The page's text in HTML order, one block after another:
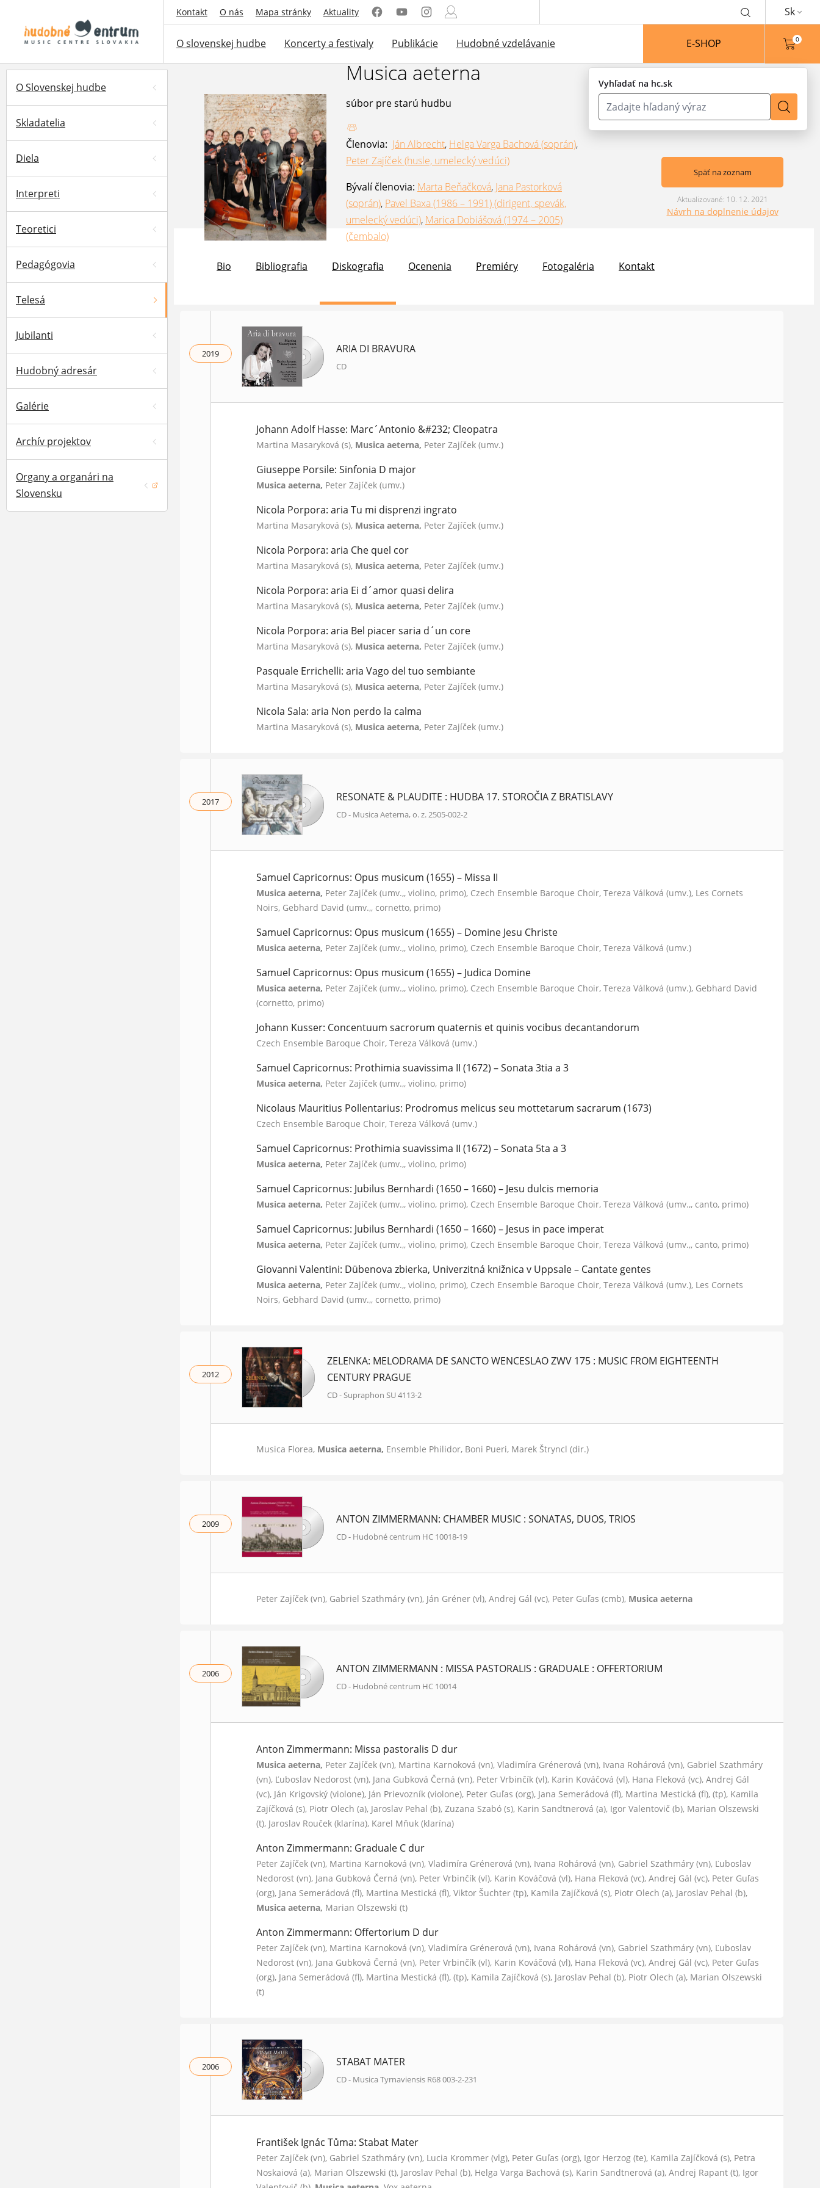
Kontakt O nás Mapa stránky Aktuality
Vyhľadať na hc.sk
Sk
O slovenskej hudbe Koncerty a festivaly Publikácie Hudobné vzdelávanie E-SHOP 0
O Slovenskej hudbe
Skladatelia
Diela
Interpreti
Teoretici
Pedagógovia
Telesá
Jubilanti
Hudobný adresár
Galérie
Archív projektov
Organy a organári na
Slovensku
(otvorí sa v novom okne)
Musica aeterna
súbor pre starú hudbu
Členovia: Ján Albrecht, Helga Varga Bachová (soprán),
Peter Zajíček (husle, umelecký vedúci)
Bývalí členovia: Marta Beňačková, Jana Pastorková
(soprán), Pavel Baxa (1986 – 1991) (dirigent, spevák,
umelecký vedúci), Marica Dobiášová (1974 – 2005)
(čembalo)
Späť na zoznam
Aktualizované: 10. 12. 2021
Návrh na doplnenie údajov
Bio Bibliografia Diskografia Ocenenia Premiéry Fotogaléria Kontakt
2019 ARIA DI BRAVURA
CD
Johann Adolf Hasse: Marc´Antonio &#232; Cleopatra
Martina Masaryková (s), Musica aeterna, Peter Zajíček (umv.)
Giuseppe Porsile: Sinfonia D major
Musica aeterna, Peter Zajíček (umv.)
Nicola Porpora: aria Tu mi disprenzi ingrato
Martina Masaryková (s), Musica aeterna, Peter Zajíček (umv.)
Nicola Porpora: aria Che quel cor
Martina Masaryková (s), Musica aeterna, Peter Zajíček (umv.)
Nicola Porpora: aria Ei d´amor quasi delira
Martina Masaryková (s), Musica aeterna, Peter Zajíček (umv.)
Nicola Porpora: aria Bel piacer saria d´un core
Martina Masaryková (s), Musica aeterna, Peter Zajíček (umv.)
Pasquale Errichelli: aria Vago del tuo sembiante
Martina Masaryková (s), Musica aeterna, Peter Zajíček (umv.)
Nicola Sala: aria Non perdo la calma
Martina Masaryková (s), Musica aeterna, Peter Zajíček (umv.)
2017 RESONATE & PLAUDITE : HUDBA 17. STOROČIA Z BRATISLAVY
CD - Musica Aeterna, o. z. 2505-002-2
Samuel Capricornus: Opus musicum (1655) – Missa II
Musica aeterna, Peter Zajíček (umv.,, violino, primo), Czech Ensemble Baroque Choir, Tereza Válková (umv.), Les Cornets
Noirs, Gebhard David (umv.,, cornetto, primo)
Samuel Capricornus: Opus musicum (1655) – Domine Jesu Christe
Musica aeterna, Peter Zajíček (umv.,, violino, primo), Czech Ensemble Baroque Choir, Tereza Válková (umv.)
Samuel Capricornus: Opus musicum (1655) – Judica Domine
Musica aeterna, Peter Zajíček (umv.,, violino, primo), Czech Ensemble Baroque Choir, Tereza Válková (umv.), Gebhard David
(cornetto, primo)
Johann Kusser: Concentuum sacrorum quaternis et quinis vocibus decantandorum
Czech Ensemble Baroque Choir, Tereza Válková (umv.)
Samuel Capricornus: Prothimia suavissima II (1672) – Sonata 3tia a 3
Musica aeterna, Peter Zajíček (umv.,, violino, primo)
Nicolaus Mauritius Pollentarius: Prodromus melicus seu mottetarum sacrarum (1673)
Czech Ensemble Baroque Choir, Tereza Válková (umv.)
Samuel Capricornus: Prothimia suavissima II (1672) – Sonata 5ta a 3
Musica aeterna, Peter Zajíček (umv.,, violino, primo)
Samuel Capricornus: Jubilus Bernhardi (1650 – 1660) – Jesu dulcis memoria
Musica aeterna, Peter Zajíček (umv.,, violino, primo), Czech Ensemble Baroque Choir, Tereza Válková (umv.,, canto, primo)
Samuel Capricornus: Jubilus Bernhardi (1650 – 1660) – Jesus in pace imperat
Musica aeterna, Peter Zajíček (umv.,, violino, primo), Czech Ensemble Baroque Choir, Tereza Válková (umv.,, canto, primo)
Giovanni Valentini: Dübenova zbierka, Univerzitná knižnica v Uppsale – Cantate gentes
Musica aeterna, Peter Zajíček (umv.,, violino, primo), Czech Ensemble Baroque Choir, Tereza Válková (umv.), Les Cornets
Noirs, Gebhard David (umv.,, cornetto, primo)
2012
ZELENKA: MELODRAMA DE SANCTO WENCESLAO ZWV 175 : MUSIC FROM EIGHTEENTH
CENTURY PRAGUE
CD - Supraphon SU 4113-2
Musica Florea, Musica aeterna, Ensemble Philidor, Boni Pueri, Marek Štryncl (dir.)
2009 ANTON ZIMMERMANN: CHAMBER MUSIC : SONATAS, DUOS, TRIOS
CD - Hudobné centrum HC 10018-19
Peter Zajíček (vn), Gabriel Szathmáry (vn), Ján Gréner (vl), Andrej Gál (vc), Peter Guľas (cmb), Musica aeterna
2006 ANTON ZIMMERMANN : MISSA PASTORALIS : GRADUALE : OFFERTORIUM
CD - Hudobné centrum HC 10014
Anton Zimmermann: Missa pastoralis D dur
Musica aeterna, Peter Zajíček (vn), Martina Karnoková (vn), Vladimíra Grénerová (vn), Ivana Rohárová (vn), Gabriel Szathmáry
(vn), Ľuboslav Nedorost (vn), Jana Gubková Černá (vn), Peter Vrbinčík (vl), Karin Kováčová (vl), Hana Fleková (vc), Andrej Gál
(vc), Ján Krigovský (violone), Ján Prievozník (violone), Peter Guľas (org), Jana Semerádová (fl), Martina Mestická (fl), (tp), Kamila
Zajíčková (s), Piotr Olech (a), Jaroslav Pehal (b), Zuzana Szabó (s), Karin Sandtnerová (a), Igor Valentovič (b), Marian Olszewski
(t), Jaroslav Rouček (klarína), Karel Mňuk (klarína)
Anton Zimmermann: Graduale C dur
Peter Zajíček (vn), Martina Karnoková (vn), Vladimíra Grénerová (vn), Ivana Rohárová (vn), Gabriel Szathmáry (vn), Ľuboslav
Nedorost (vn), Jana Gubková Černá (vn), Peter Vrbinčík (vl), Karin Kováčová (vl), Hana Fleková (vc), Andrej Gál (vc), Peter Guľas
(org), Jana Semerádová (fl), Martina Mestická (fl), Viktor Šuchter (tp), Kamila Zajíčková (s), Piotr Olech (a), Jaroslav Pehal (b),
Musica aeterna, Marian Olszewski (t)
Anton Zimmermann: Offertorium D dur
Peter Zajíček (vn), Martina Karnoková (vn), Vladimíra Grénerová (vn), Ivana Rohárová (vn), Gabriel Szathmáry (vn), Ľuboslav
Nedorost (vn), Jana Gubková Černá (vn), Peter Vrbinčík (vl), Karin Kováčová (vl), Hana Fleková (vc), Andrej Gál (vc), Peter Guľas
(org), Jana Semerádová (fl), Martina Mestická (fl), (tp), Kamila Zajíčková (s), Jaroslav Pehal (b), Piotr Olech (a), Marian Olszewski
(t)
2006 STABAT MATER
CD - Musica Tyrnaviensis R68 003-2-231
František Ignác Tůma: Stabat Mater
Peter Zajíček (vn), Gabriel Szathmáry (vn), Lucia Krommer (vlg), Peter Guľas (org), Igor Herzog (te), Kamila Zajíčková (s), Petra
Noskaiová (a), Marian Olszewski (t), Jaroslav Pehal (b), Helga Varga Bachová (s), Karin Sandtnerová (a), Andrej Rapant (t), Igor